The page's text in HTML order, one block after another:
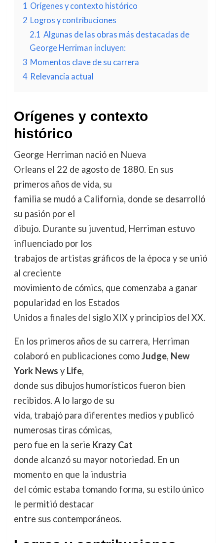
1 Orígenes y contexto histórico
2 Logros y contribuciones
2.1 Algunas de las obras más destacadas de
George Herriman incluyen:
3 Momentos clave de su carrera
4 Relevancia actual
Orígenes y contexto
histórico
George Herriman nació en Nueva
Orleans el 22 de agosto de 1880. En sus
primeros años de vida, su
familia se mudó a California, donde se desarrolló
su pasión por el
dibujo. Durante su juventud, Herriman estuvo
influenciado por los
trabajos de artistas gráficos de la época y se unió
al creciente
movimiento de cómics, que comenzaba a ganar
popularidad en los Estados
Unidos a finales del siglo XIX y principios del XX.
En los primeros años de su carrera, Herriman
colaboró en publicaciones comoJudge, New
York News y Life,
donde sus dibujos humorísticos fueron bien
recibidos. A lo largo de su
vida, trabajó para diferentes medios y publicó
numerosas tiras cómicas,
pero fue en la serie Krazy Cat
donde alcanzó su mayor notoriedad. En un
momento en que la industria
del cómic estaba tomando forma, su estilo único
le permitió destacar
entre sus contemporáneos.